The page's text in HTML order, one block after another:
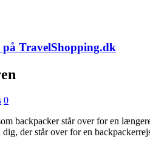
TravelShopping.dk
0
backpacker står over for en
der står over for en